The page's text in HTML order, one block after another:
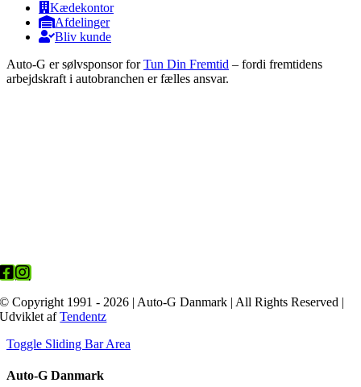
Kædekontor
Afdelinger
Bliv kunde
Auto-G er sølvsponsor forTun Din Fremtid – fordi fremtidens
arbejdskraft i autobranchen er fælles ansvar.
© Copyright 1991 - 2026 | Auto-G Danmark | All Rights Reserved |
Udviklet afTendentz
Toggle Sliding Bar Area
Auto-G Danmark